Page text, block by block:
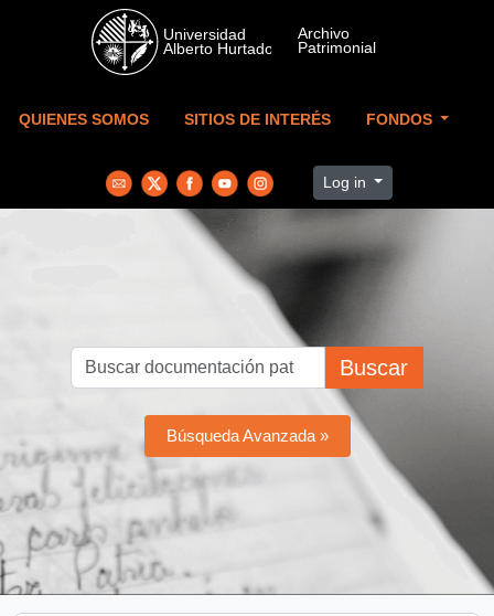
Skip to main content
QUIENES SOMOS SITIOS DE INTERÉS FONDOS
Log in
Buscar
Búsqueda Avanzada »